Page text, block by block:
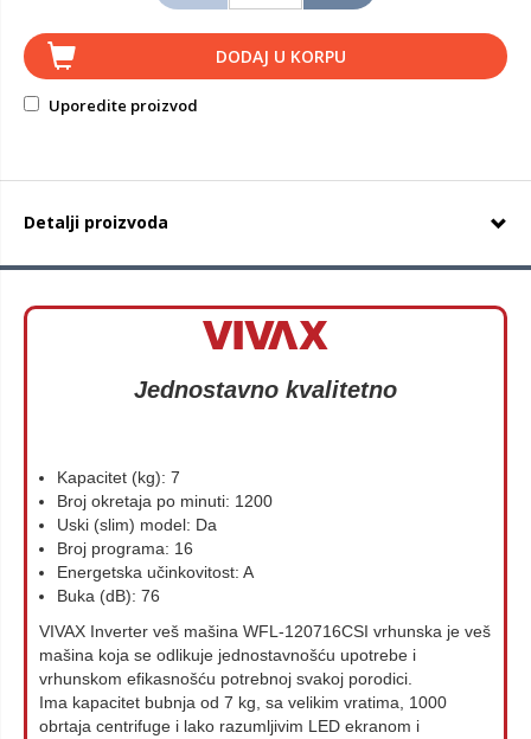
DODAJ U KORPU
Uporedite proizvod
Detalji proizvoda
Jednostavno kvalitetno
Kapacitet (kg): 7
Broj okretaja po minuti: 1200
Uski (slim) model: Da
Broj programa: 16
Energetska učinkovitost: A
Buka (dB): 76
VIVAX Inverter veš mašina WFL-120716CSI vrhunska je veš
mašina koja se odlikuje jednostavnošću upotrebe i
vrhunskom efikasnošću potrebnoj svakoj porodici.
Ima kapacitet bubnja od 7 kg, sa velikim vratima, 1000
obrtaja centrifuge i lako razumljivim LED ekranom i